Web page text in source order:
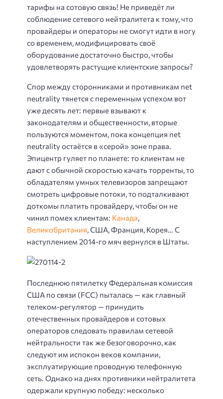
тарифы на сотовую связь! Не приведёт ли
соблюдение сетевого нейтралитета к тому, что
провайдеры и операторы не смогут идти в ногу
со временем, модифицировать своё
оборудование достаточно быстро, чтобы
удовлетворять растущие клиентские запросы?
Спор между сторонниками и противникам net
neutrality тянется с переменным успехом вот
уже десять лет: первые взывают к
законодателям и общественности, вторые
пользуются моментом, пока концепция net
neutrality остаётся в «серой» зоне права.
Эпицентр гуляет по планете: то клиентам не
дают с обычной скоростью качать торренты, то
обладателям умных телевизоров запрещают
смотреть цифровые потоки, то подталкивают
доткомы платить провайдеру, чтобы он не
чинил помех клиентам: Канада,
Великобритания, США, Франция, Корея… С
наступлением 2014-го мяч вернулся в Штаты.
Последнюю пятилетку Федеральная комиссия
США по связи (FCC) пыталась — как главный
телеком-регулятор — принудить
отечественных провайдеров и сотовых
операторов следовать правилам сетевой
нейтральности так же безоговорочно, как
следуют им испокон веков компании,
эксплуатирующие проводную телефонную
сеть. Однако на днях противники нейтралитета
одержали крупную победу: несколько